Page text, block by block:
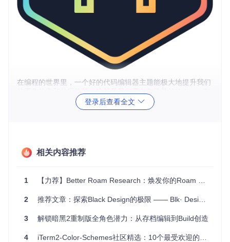
在编程的世界里，一个好的代码编辑器主题能极大地提升我们
eme——一款专为VS Code、Sublime Text、Atom等流行编辑
器设计的深色蓝色主题。
码在黑夜中熠熠生辉。这款主题以暗蓝色为主色调，旨在减少
Halcyon Theme充分利用了VS Code的主题定制功能，精心调
整了关键字、函数、变量、字符串等语法元素的颜色，以便于
区分和理解。通过使用如#c3a6ff（关键词）和#bae67e（字
符串）等鲜明但不刺眼的色彩，使得代码结构一目了然。
登录后查看全文
相关内容推荐
1 【力荐】Better Roam Research：焕发你的Roam Research新生！
2 推荐文章：探索Black Design的极限 —— Blk· Design System React
3 解锁暗黑2重制版全角色潜力：从存档编辑到Build创造
4 iTerm2-Color-Schemes社区精选：10个最受欢迎的暗黑配色方案